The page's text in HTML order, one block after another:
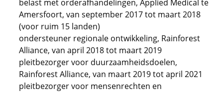
belast met orderafhandelingen, Applied Medical te
Amersfoort, van september 2017 tot maart 2018
(voor ruim 15 landen)
ondersteuner regionale ontwikkeling, Rainforest
Alliance, van april 2018 tot maart 2019
pleitbezorger voor duurzaamheidsdoelen,
Rainforest Alliance, van maart 2019 tot april 2021
pleitbezorger voor mensenrechten en